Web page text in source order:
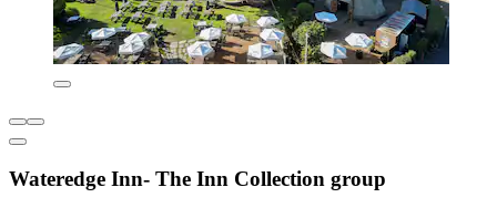
Wateredge Inn- The Inn Collection group